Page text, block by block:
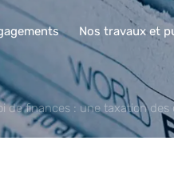
Nos travaux et
de finances : une taxation des